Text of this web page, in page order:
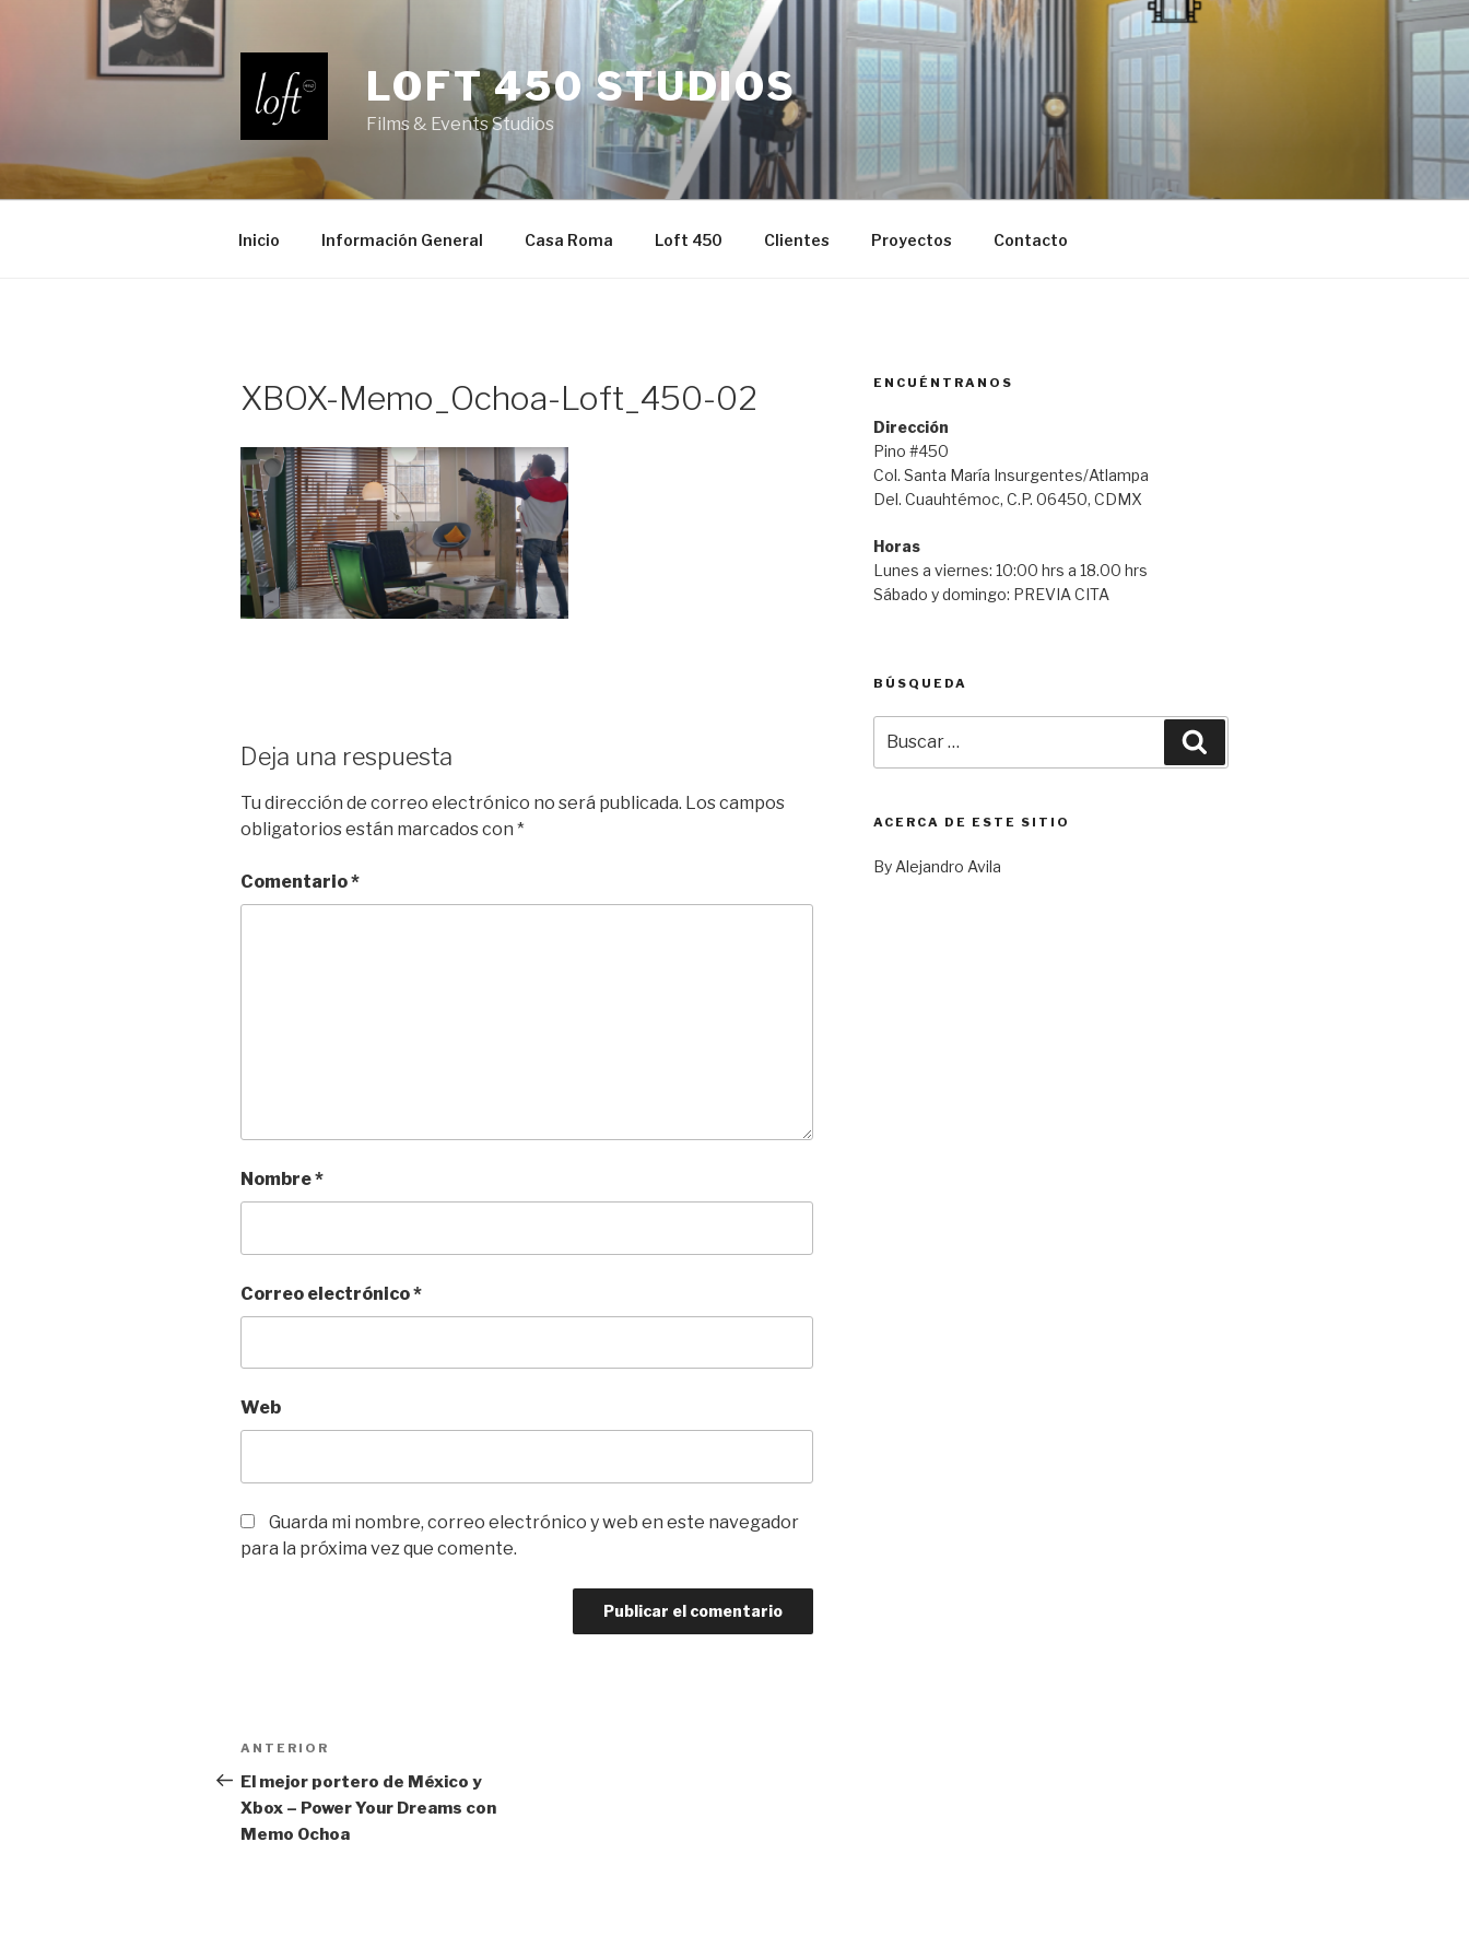
LOFT 450 STUDIOS
Films & Events Studios
Inicio Información General Casa Roma Loft 450 Clientes Proyectos Contacto
XBOX-Memo_Ochoa-Loft_450-02
Deja una respuesta
Tu dirección de correo electrónico no será publicada. Los campos
obligatorios están marcados con *
Comentario*
Nombre*
Correo electrónico*
Web
Guarda mi nombre, correo electrónico y web en este navegador
para la próxima vez que comente.
Navegación
de
entradas
Entrada
anterior:
ANTERIOR
El mejor portero de México y
Xbox – Power Your Dreams con
Memo Ochoa
ENCUÉNTRANOS
Dirección
Pino #450
Col. Santa María Insurgentes/Atlampa
Del. Cuauhtémoc, C.P. 06450, CDMX
Horas
Lunes a viernes: 10:00 hrs a 18.00 hrs
Sábado y domingo: PREVIA CITA
BÚSQUEDA
por:
ACERCA DE ESTE SITIO
By Alejandro Avila